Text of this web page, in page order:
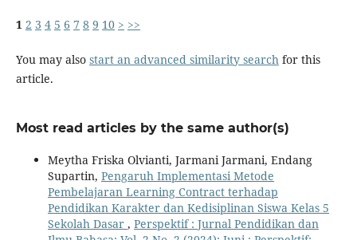
1 2 3 4 5 6 7 8 9 10 > >>
You may also start an advanced similarity searchfor this
article.
Most read articles by the same author(s)
Meytha Friska Olvianti, Jarmani Jarmani, Endang
Supartin, Pengaruh Implementasi Metode
Pembelajaran Learning Contract terhadap
Pendidikan Karakter dan Kedisiplinan Siswa Kelas 5
Sekolah Dasar , Perspektif : Jurnal Pendidikan dan